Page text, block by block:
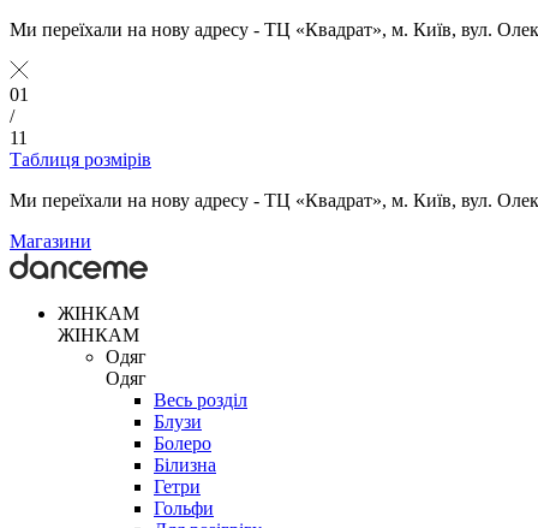
Ми переїхали на нову адресу - ТЦ «Квадрат», м. Київ, вул.
01
/
11
Таблиця розмірів
Ми переїхали на нову адресу - ТЦ «Квадрат», м. Київ, вул.
Магазини
ЖІНКАМ
ЖІНКАМ
Одяг
Одяг
Весь розділ
Блузи
Болеро
Білизна
Гетри
Гольфи